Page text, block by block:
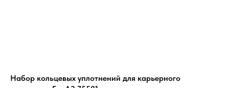
Набор кольцевых уплотнений для карьерного